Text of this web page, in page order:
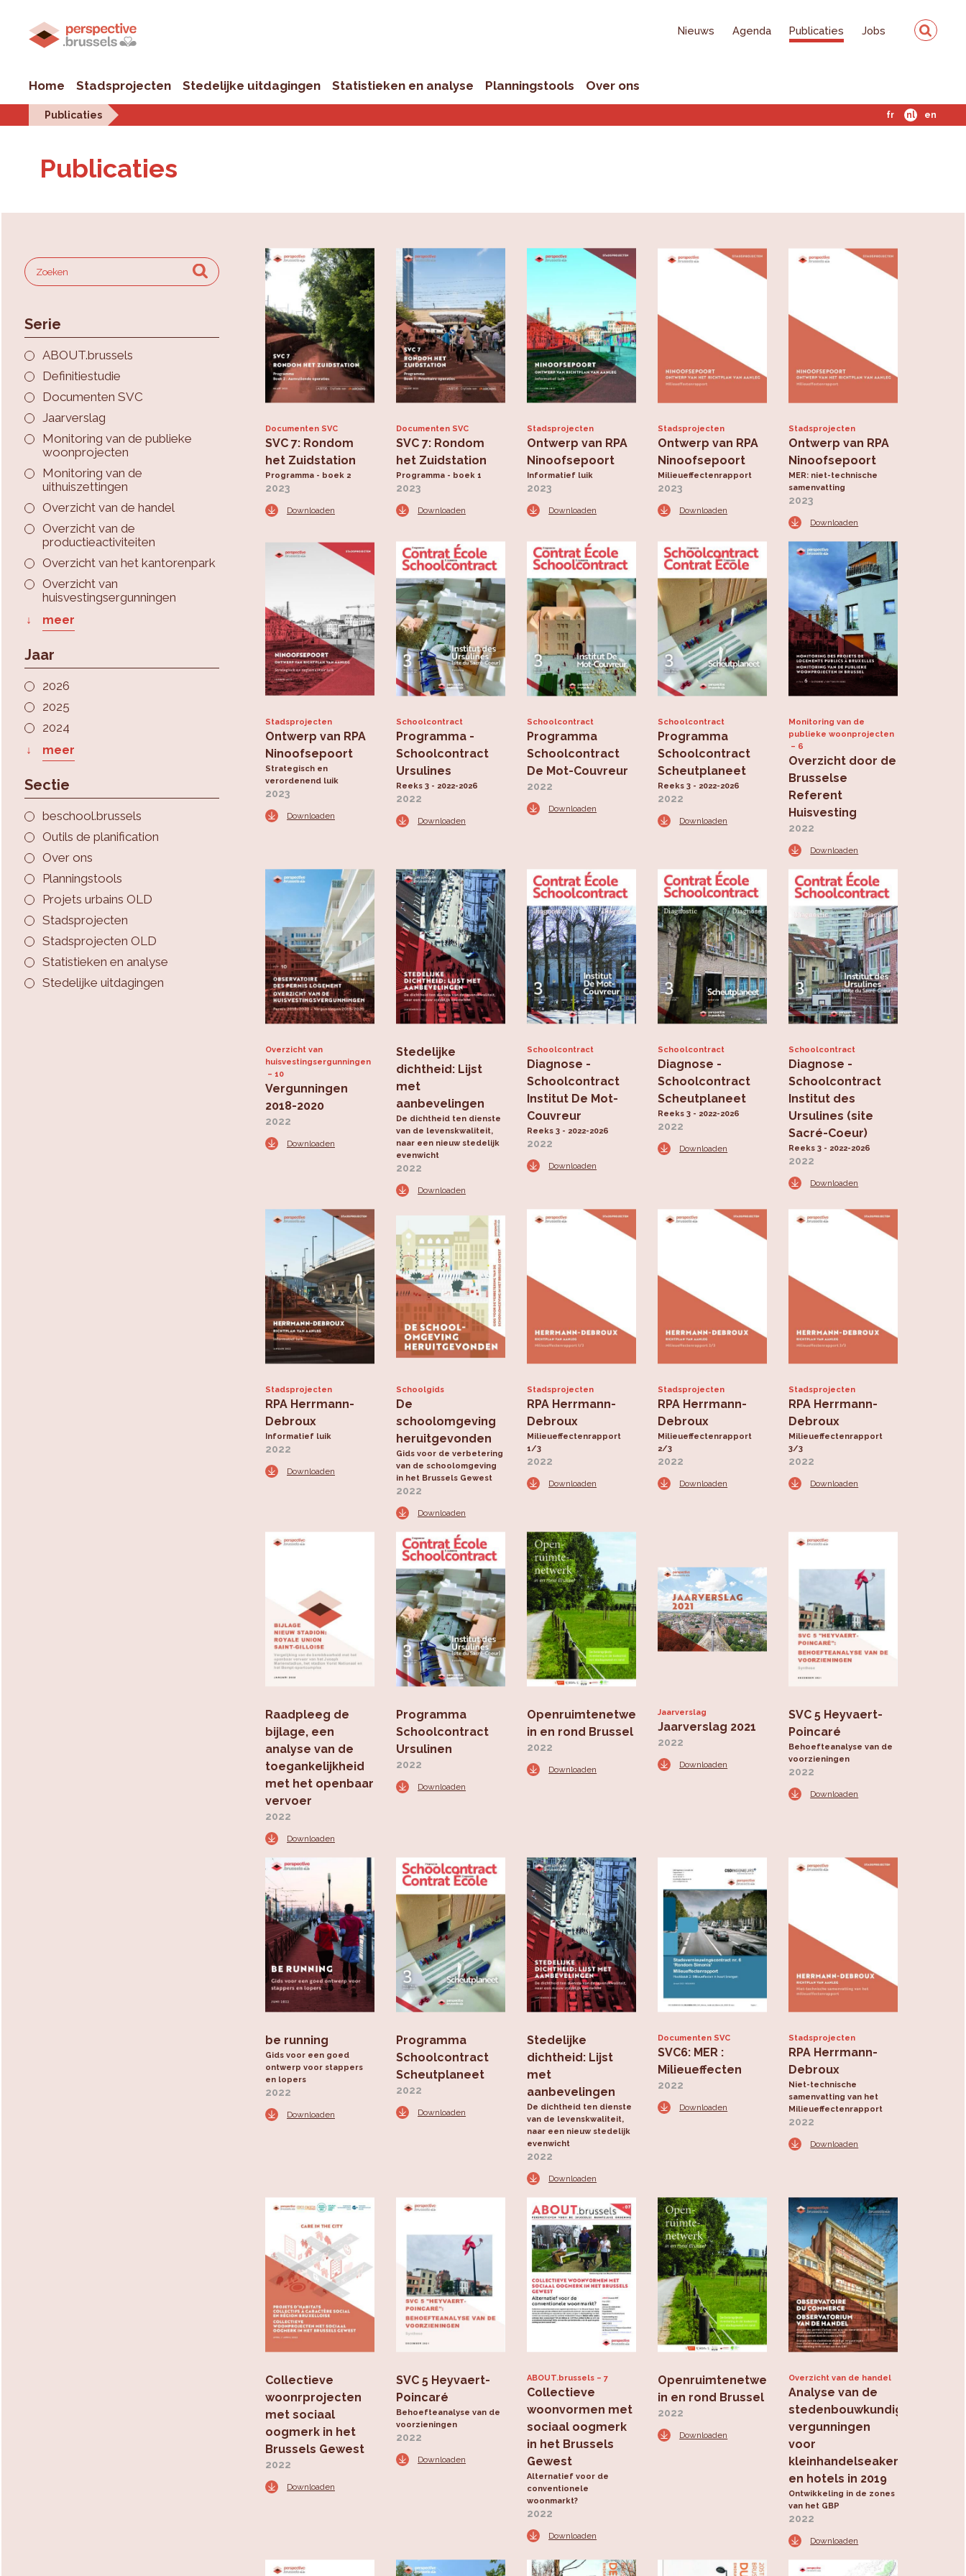
Nieuws Agenda Publicaties Jobs
Home Stadsprojecten Stedelijke uitdagingen Statistieken en analyse Planningstools Over ons
Publicaties fr nl en
Publicaties
Serie
ABOUT.brussels
Definitiestudie
Documenten SVC
Jaarverslag
Monitoring van de publieke
woonprojecten
Monitoring van de
uithuiszettingen
Overzicht van de handel
Overzicht van de
productieactiviteiten
Overzicht van het kantorenpark
Overzicht van
huisvestingsergunningen
meer
Jaar
2026
2025
2024
meer
Sectie
beschool.brussels
Outils de planification
Over ons
Planningstools
Projets urbains OLD
Stadsprojecten
Stadsprojecten OLD
Statistieken en analyse
Stedelijke uitdagingen
Documenten SVC
SVC 7: Rondom
het Zuidstation
Programma - boek 2
2023
Downloaden
Documenten SVC
SVC 7: Rondom
het Zuidstation
Programma - boek 1
2023
Downloaden
Stadsprojecten
Ontwerp van RPA
Ninoofsepoort
Informatief luik
2023
Downloaden
Stadsprojecten
Ontwerp van RPA
Ninoofsepoort
Milieueffectenrapport
2023
Downloaden
Stadsprojecten
Ontwerp van RPA
Ninoofsepoort
MER: niet-technische
samenvatting
2023
Downloaden
Stadsprojecten
Ontwerp van RPA
Ninoofsepoort
Strategisch en
verordenend luik
2023
Downloaden
Schoolcontract
Programma -
Schoolcontract
Ursulines
Reeks 3 - 2022-2026
2022
Downloaden
Schoolcontract
Programma
Schoolcontract
De Mot-Couvreur
2022
Downloaden
Schoolcontract
Programma
Schoolcontract
Scheutplaneet
Reeks 3 - 2022-2026
2022
Downloaden
Monitoring van de
publieke woonprojecten
6
Overzicht door de
Brusselse
Referent
Huisvesting
2022
Downloaden
Overzicht van
huisvestingsergunningen
10
Vergunningen
2018-2020
2022
Downloaden
Stedelijke
dichtheid: Lijst
met
aanbevelingen
De dichtheid ten dienste
van de levenskwaliteit,
naar een nieuw stedelijk
evenwicht
2022
Downloaden
Schoolcontract
Diagnose -
Schoolcontract
Institut De Mot-
Couvreur
Reeks 3 - 2022-2026
2022
Downloaden
Schoolcontract
Diagnose -
Schoolcontract
Scheutplaneet
Reeks 3 - 2022-2026
2022
Downloaden
Schoolcontract
Diagnose -
Schoolcontract
Institut des
Ursulines (site
Sacré-Coeur)
Reeks 3 - 2022-2026
2022
Downloaden
Stadsprojecten
RPA Herrmann-
Debroux
Informatief luik
2022
Downloaden
Schoolgids
De
schoolomgeving
heruitgevonden
Gids voor de verbetering
van de schoolomgeving
in het Brussels Gewest
2022
Downloaden
Stadsprojecten
RPA Herrmann-
Debroux
Milieueffectenrapport
1/3
2022
Downloaden
Stadsprojecten
RPA Herrmann-
Debroux
Milieueffectenrapport
2/3
2022
Downloaden
Stadsprojecten
RPA Herrmann-
Debroux
Milieueffectenrapport
3/3
2022
Downloaden
Raadpleeg de
bijlage, een
analyse van de
toegankelijkheid
met het openbaar
vervoer
2022
Downloaden
Programma
Schoolcontract
Ursulinen
2022
Downloaden
Openruimtenetwerk
in en rond Brussel
2022
Downloaden
Jaarverslag
Jaarverslag 2021
2022
Downloaden
SVC 5 Heyvaert-
Poincaré
Behoefteanalyse van de
voorzieningen
2022
Downloaden
be running
Gids voor een goed
ontwerp voor stappers
en lopers
2022
Downloaden
Programma
Schoolcontract
Scheutplaneet
2022
Downloaden
Stedelijke
dichtheid: Lijst
met
aanbevelingen
De dichtheid ten dienste
van de levenskwaliteit,
naar een nieuw stedelijk
evenwicht
2022
Downloaden
Documenten SVC
SVC6: MER :
Milieueffecten
2022
Downloaden
Stadsprojecten
RPA Herrmann-
Debroux
Niet-technische
samenvatting van het
Milieueffectenrapport
2022
Downloaden
Collectieve
woonrprojecten
met sociaal
oogmerk in het
Brussels Gewest
2022
Downloaden
SVC 5 Heyvaert-
Poincaré
Behoefteanalyse van de
voorzieningen
2022
Downloaden
ABOUT.brussels 7
Collectieve
woonvormen met
sociaal oogmerk
in het Brussels
Gewest
Alternatief voor de
conventionele
woonmarkt?
2022
Downloaden
Openruimtenetwerk
in en rond Brussel
2022
Downloaden
Overzicht van de handel
Analyse van de
stedenbouwkundige
vergunningen
voor
kleinhandelseaken
en hotels in 2019
Ontwikkeling in de zones
van het GBP
2022
Downloaden